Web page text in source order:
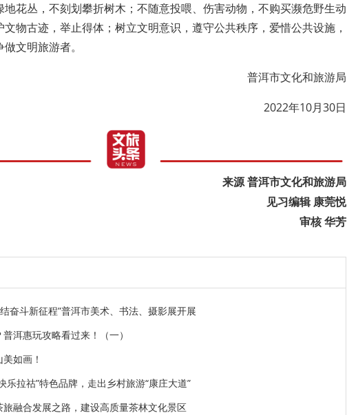
花丛，不刻划攀折树木；不随意投喂、伤害动物，不购买濒危野生动
物古迹，举止得体；树立文明意识，遵守公共秩序，爱惜公共设施，
文明旅游者。
普洱市文化和旅游局
2022年10月30日
来源 普洱市文化和旅游局
见习编辑 康莞悦
审核 华芳
奋斗新征程”普洱市美术、书法、摄影展开展
洱惠玩攻略看过来！（一）
如画！
乐拉祜”特色品牌，走出乡村旅游“康庄大道”
融合发展之路，建设高质量茶林文化景区